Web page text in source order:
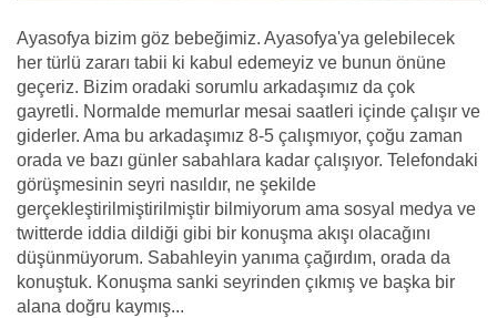
Ayasofya bizim göz bebeğimiz. Ayasofya'ya gelebilecek
her türlü zararı tabii ki kabul edemeyiz ve bunun önüne
geçeriz. Bizim oradaki sorumlu arkadaşımız da çok
gayretli. Normalde memurlar mesai saatleri içinde çalışır ve
giderler. Ama bu arkadaşımız 8-5 çalışmıyor, çoğu zaman
orada ve bazı günler sabahlara kadar çalışıyor. Telefondaki
görüşmesinin seyri nasıldır, ne şekilde
gerçekleştirilmiştirilmiştir bilmiyorum ama sosyal medya ve
twitterde iddia dildiği gibi bir konuşma akışı olacağını
düşünmüyorum. Sabahleyin yanıma çağırdım, orada da
konuştuk. Konuşma sanki seyrinden çıkmış ve başka bir
alana doğru kaymış...